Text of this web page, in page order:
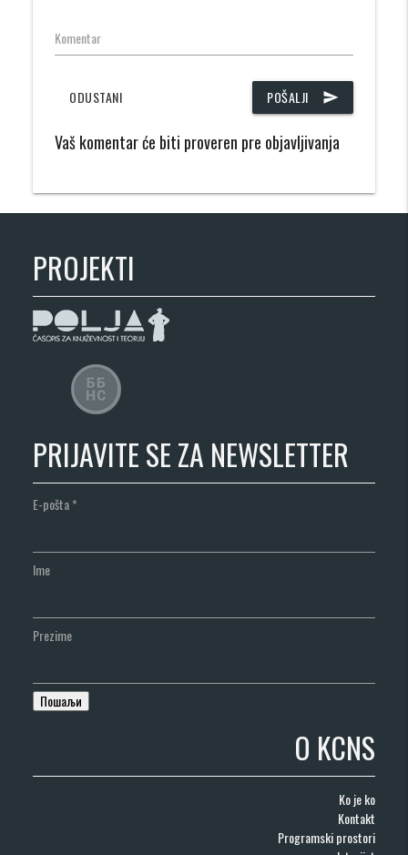
Komentar
POŠALJI send
ODUSTANI
Vaš komentar će biti proveren pre objavljivanja
PROJEKTI
PRIJAVITE SE ZA NEWSLETTER
E-pošta*
Ime
Prezime
O KCNS
Ko je ko
Kontakt
Programski prostori